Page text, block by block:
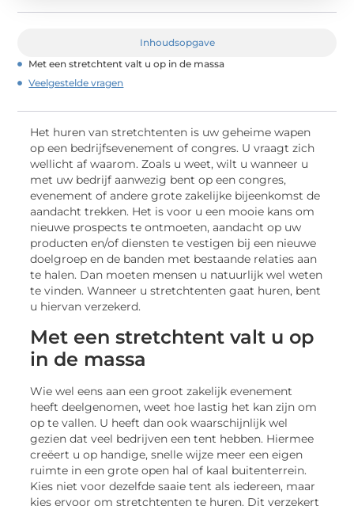
Inhoudsopgave
Met een stretchtent valt u op in de massa
Veelgestelde vragen
Het huren van stretchtenten is uw geheime wapen
op een bedrijfsevenement of congres. U vraagt zich
wellicht af waarom. Zoals u weet, wilt u wanneer u
met uw bedrijf aanwezig bent op een congres,
evenement of andere grote zakelijke bijeenkomst de
aandacht trekken. Het is voor u een mooie kans om
nieuwe prospects te ontmoeten, aandacht op uw
producten en/of diensten te vestigen bij een nieuwe
doelgroep en de banden met bestaande relaties aan
te halen. Dan moeten mensen u natuurlijk wel weten
te vinden. Wanneer u stretchtenten gaat huren, bent
u hiervan verzekerd.
Met een stretchtent valt u op
in de massa
Wie wel eens aan een groot zakelijk evenement
heeft deelgenomen, weet hoe lastig het kan zijn om
op te vallen. U heeft dan ook waarschijnlijk wel
gezien dat veel bedrijven een tent hebben. Hiermee
creëert u op handige, snelle wijze meer een eigen
ruimte in een grote open hal of kaal buitenterrein.
Kies niet voor dezelfde saaie tent als iedereen, maar
kies ervoor om stretchtenten te huren. Dit verzekert